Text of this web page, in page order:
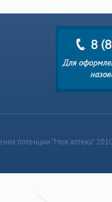
потенции “Моя аптека”